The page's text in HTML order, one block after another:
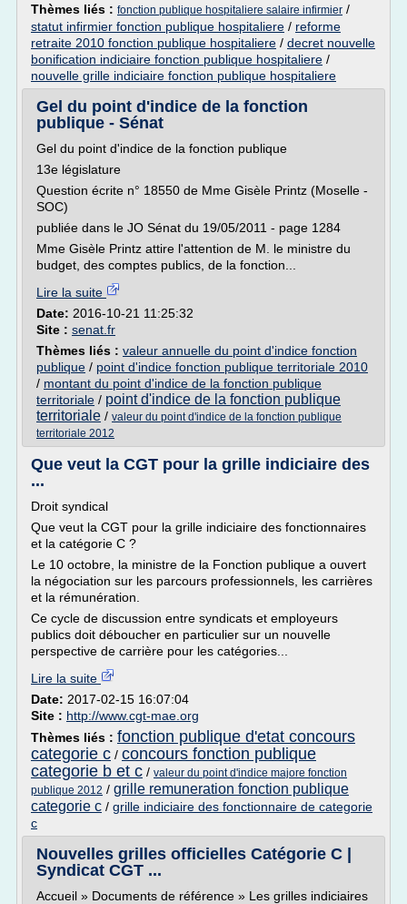
Thèmes liés : fonction publique hospitaliere salaire infirmier /
statut infirmier fonction publique hospitaliere / reforme
retraite 2010 fonction publique hospitaliere / decret nouvelle
bonification indiciaire fonction publique hospitaliere /
nouvelle grille indiciaire fonction publique hospitaliere
Gel du point d'indice de la fonction
publique - Sénat
Gel du point d'indice de la fonction publique
13e législature
Question écrite n° 18550 de Mme Gisèle Printz (Moselle -
SOC)
publiée dans le JO Sénat du 19/05/2011 - page 1284
Mme Gisèle Printz attire l'attention de M. le ministre du
budget, des comptes publics, de la fonction...
Lire la suite
Date: 2016-10-21 11:25:32
Site : senat.fr
Thèmes liés : valeur annuelle du point d'indice fonction
publique / point d'indice fonction publique territoriale 2010
/ montant du point d'indice de la fonction publique
territoriale / point d'indice de la fonction publique
territoriale / valeur du point d'indice de la fonction publique
territoriale 2012
Que veut la CGT pour la grille indiciaire des
...
Droit syndical
Que veut la CGT pour la grille indiciaire des fonctionnaires
et la catégorie C ?
Le 10 octobre, la ministre de la Fonction publique a ouvert
la négociation sur les parcours professionnels, les carrières
et la rémunération.
Ce cycle de discussion entre syndicats et employeurs
publics doit déboucher en particulier sur un nouvelle
perspective de carrière pour les catégories...
Lire la suite
Date: 2017-02-15 16:07:04
Site : http://www.cgt-mae.org
Thèmes liés : fonction publique d'etat concours
categorie c / concours fonction publique
categorie b et c / valeur du point d'indice majore fonction
publique 2012 / grille remuneration fonction publique
categorie c / grille indiciaire des fonctionnaire de categorie
c
Nouvelles grilles officielles Catégorie C |
Syndicat CGT ...
Accueil » Documents de référence » Les grilles indiciaires